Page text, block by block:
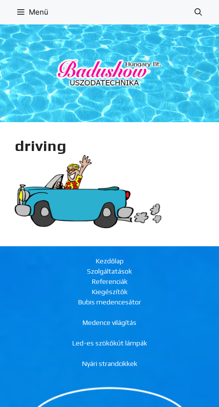
tartalomba
Menü
driving
Kezdőlap
Szolgáltatások
Referenciák
Kiegészítők
Bubis medencesátor
Medence világítás
Led-es szökőkút lámpák
Nyári strandcikkek